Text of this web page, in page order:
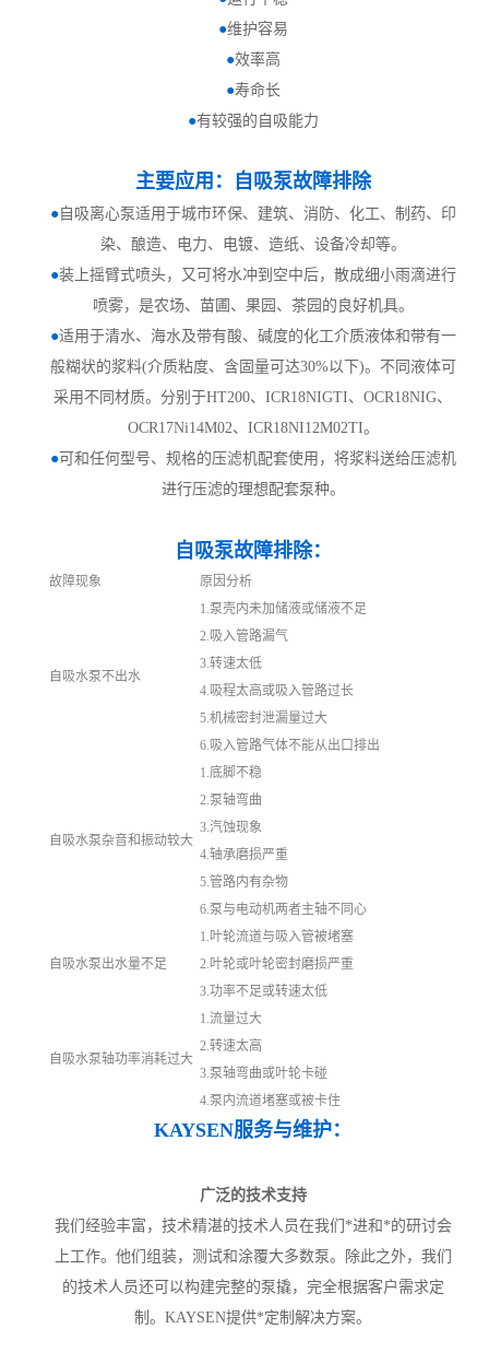
●维护容易
●效率高
●寿命长
●有较强的自吸能力
主要应用：自吸泵故障排除
●自吸离心泵适用于城市环保、建筑、消防、化工、制药、印
染、酿造、电力、电镀、造纸、设备冷却等。
●装上摇臂式喷头，又可将水冲到空中后，散成细小雨滴进行
喷雾，是农场、苗圃、果园、茶园的良好机具。
●适用于清水、海水及带有酸、碱度的化工介质液体和带有一
般糊状的浆料(介质粘度、含固量可达30%以下)。不同液体可
采用不同材质。分别于HT200、ICR18NIGTI、OCR18NIG、
OCR17Ni14M02、ICR18NI12M02TI。
●可和任何型号、规格的压滤机配套使用，将浆料送给压滤机
进行压滤的理想配套泵种。
自吸泵故障排除：
故障现象 原因分析
自吸水泵不出水
1.泵壳内未加储液或储液不足
2.吸入管路漏气
3.转速太低
4.吸程太高或吸入管路过长
5.机械密封泄漏量过大
6.吸入管路气体不能从出口排出
自吸水泵杂音和振动较大
1.底脚不稳
2.泵轴弯曲
3.汽蚀现象
4.轴承磨损严重
5.管路内有杂物
6.泵与电动机两者主轴不同心
自吸水泵出水量不足
1.叶轮流道与吸入管被堵塞
2.叶轮或叶轮密封磨损严重
3.功率不足或转速太低
自吸水泵轴功率消耗过大
1.流量过大
2.转速太高
3.泵轴弯曲或叶轮卡碰
4.泵内流道堵塞或被卡住
KAYSEN服务与维护：
广泛的技术支持
我们经验丰富，技术精湛的技术人员在我们*进和*的研讨会
上工作。他们组装，测试和涂覆大多数泵。除此之外，我们
的技术人员还可以构建完整的泵撬，完全根据客户需求定
制。KAYSEN提供*定制解决方案。